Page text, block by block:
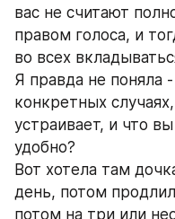
вас не считают
правом голоса, и
во всех
Я правда не поняла
конкретных
устраивает, и что
удобно?
Вот хотела там
день, потом
потом на три или